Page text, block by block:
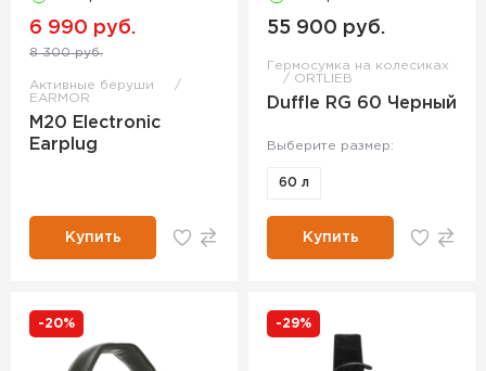
6 990 руб.
8 300 руб.
Активные беруши
EARMOR
M20 Electronic
Earplug
Купить
55 900 руб.
Гермосумка на колесиках
ORTLIEB
Duffle RG 60 Черный
Выберите размер:
60 л
Купить
-20% -29%